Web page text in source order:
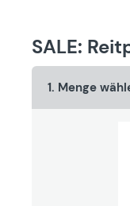
SALE:
1. Menge